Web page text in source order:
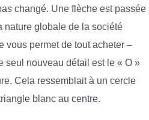
changé. Une flèche est passée
nature globale de la société
vous permet de tout acheter –
seul nouveau détail est le « O »
Cela ressemblait à un cercle
blanc au centre.